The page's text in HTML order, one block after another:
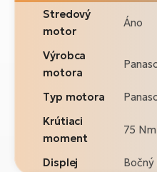
Stredový
motor
Áno
Výrobca
motora
Typ motora
Krútiaci
moment
75 Nm
Displej Bočný